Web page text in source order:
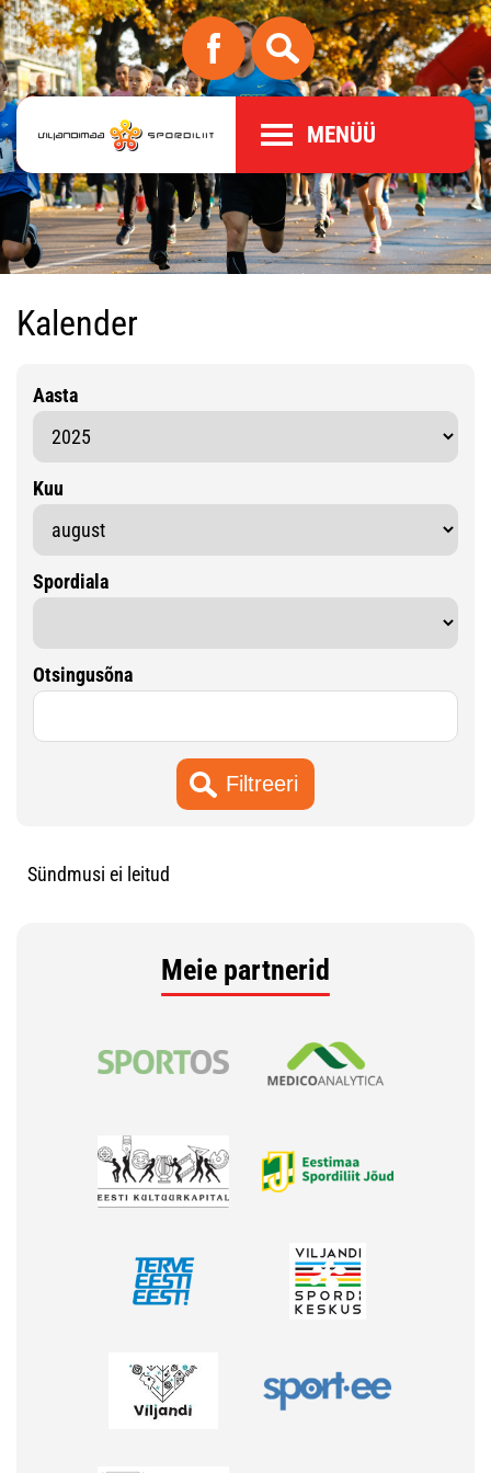
MENÜÜ
Kalender
Aasta
Kuu
Spordiala
Otsingusõna
Sündmusi ei leitud
Meie partnerid